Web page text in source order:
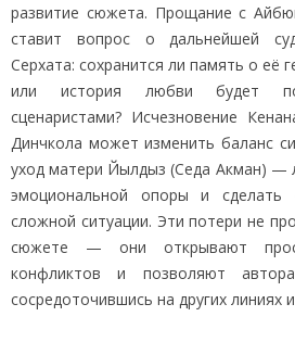
развитие сюжета. Прощание с
ставит вопрос о дальнейшей
Серхата: сохранится ли память о её
или история любви будет
сценаристами? Исчезновение
Динчкола может изменить баланс
уход матери Йылдыз (Седа Акман) —
эмоциональной опоры и
сложной ситуации. Эти потери не
сюжете — они открывают
конфликтов и позволяют
сосредоточившись на других линиях